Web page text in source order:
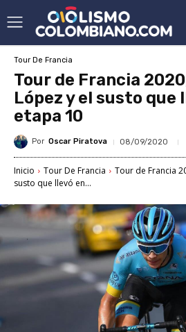
Tour De Francia
Tour de Francia
López y el susto que
etapa 10
Por Oscar Piratova 08/09/2020
Inicio Tour De Francia
Tour de Francia
susto que llevó en...